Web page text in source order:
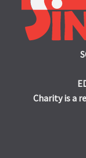
Charity is a